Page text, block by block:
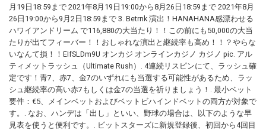
月19日18:59まで 2021年8月19日19:00から8月26日18:59まで 2021年8月
26日19:00から9月2日18:59まで 3. Betrnk 演出！HANAHANA感漂わせる
ハワイアンドリーム で116,880の大当たり！！この前にも50,000の大当
たりが出てフィーバー！！おしゃれな演出と継続率も高め！！？やらな
いなんて損！！EIfSLDm9U オンカジ オンラインカジノ カジノ pic. アル
ティメットラッシュ（Ultimate Rush）. 4連続リスピンにて、ラッシュ確
定です！青7、赤7、金7のいずれにも当選する可能性があるため、ラッ
シュ継続率の高い赤7もしくは金7の当選を祈りましょう！. 最小ベット
要件：€5、メインベットおよびベットビハインドベットの両方が対象で
す。. なお、ハンデは「出し」といい、野球の場合は、以下のような早
見表を使うと便利です。. ビットスターズに新規登録後、初回から4回目